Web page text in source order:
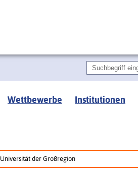
Wettbewerbe Institutionen
Universität der Großregion